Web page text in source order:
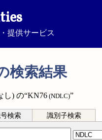
提供サービス
検索結果
し) の“KN76 (NDLC)”
検索 識別子検索